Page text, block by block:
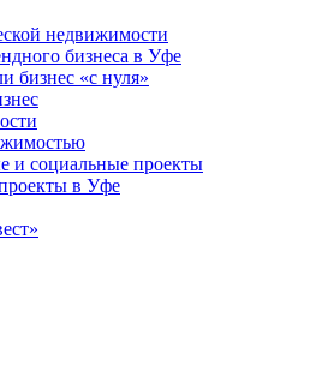
недвижимости
бизнеса в Уфе
бизнес «с нуля»
и социальные проекты
в Уфе